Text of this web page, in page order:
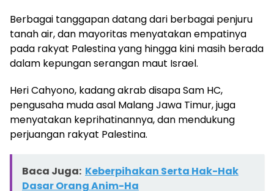
Berbagai tanggapan datang dari berbagai penjuru
tanah air, dan mayoritas menyatakan empatinya
pada rakyat Palestina yang hingga kini masih berada
dalam kepungan serangan maut Israel.
Heri Cahyono, kadang akrab disapa Sam HC,
pengusaha muda asal Malang Jawa Timur, juga
menyatakan keprihatinannya, dan mendukung
perjuangan rakyat Palestina.
Baca Juga: Keberpihakan Serta Hak-Hak
Dasar Orang Anim-Ha